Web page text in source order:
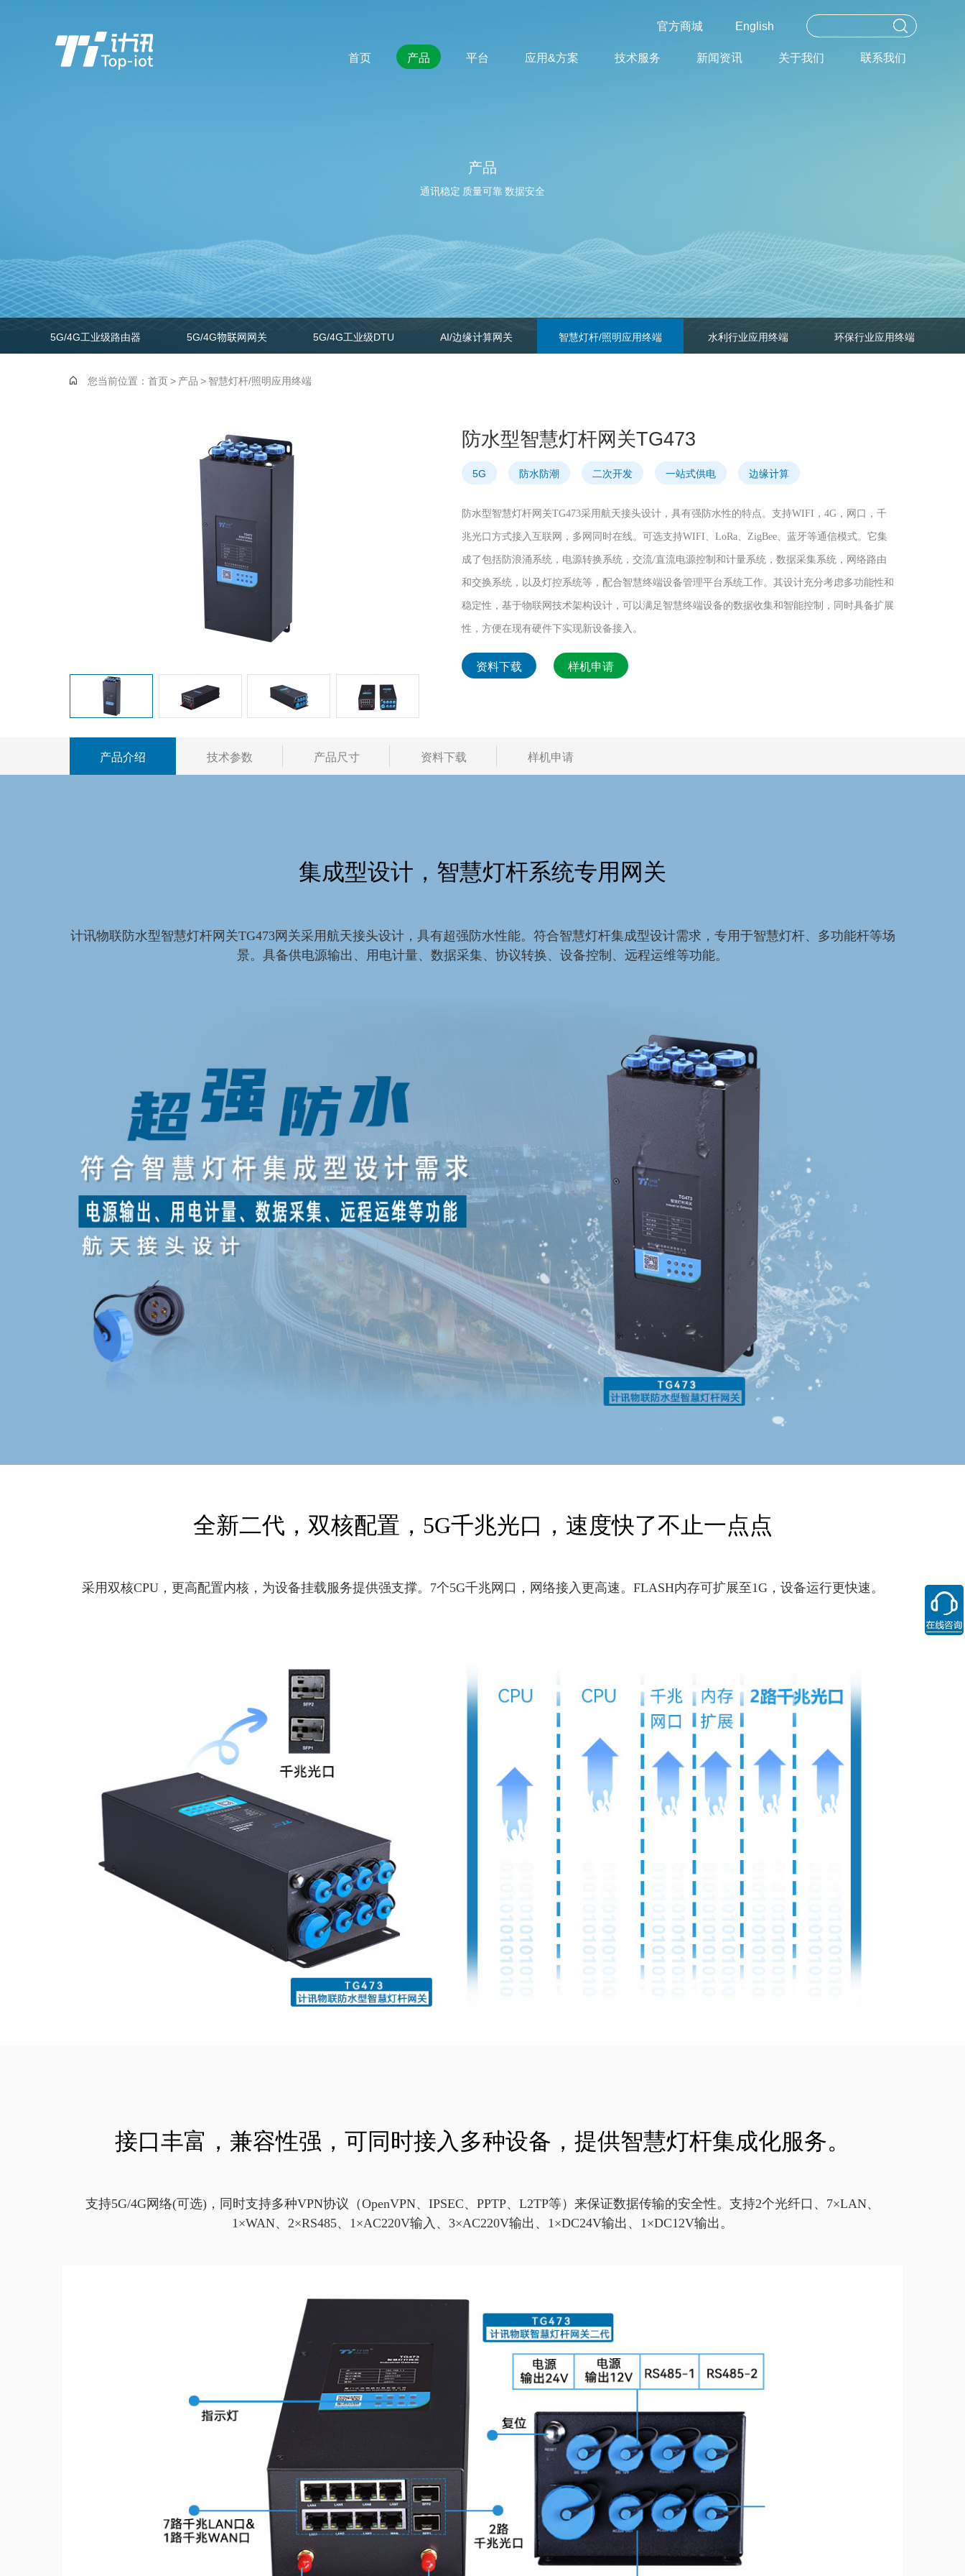
English
官方商城
首页
产品 平台 应用&方案 技术服务 新闻资讯 关于我们 联系我们
产品
通讯稳定 质量可靠 数据安全
5G/4G工业级路由器 5G/4G物联网网关 5G/4G工业级DTU AI/边缘计算网关 智慧灯杆/照明应用终端 水利行业应用终端 环保行业应用终端
结构物/地灾监测应用终端
您当前位置： 首页> 产品 > 智慧灯杆/照明应用终端
防水型智慧灯杆网关TG473
5G 防水防潮 二次开发 一站式供电 边缘计算
防水型智慧灯杆网关TG473采用航天接头设计，具有强防水性的特点。支持WIFI，4G，网口，千
兆光口方式接入互联网，多网同时在线。可选支持WIFI、LoRa、ZigBee、蓝牙等通信模式。它集
成了包括防浪涌系统，电源转换系统，交流/直流电源控制和计量系统，数据采集系统，网络路由
和交换系统，以及灯控系统等，配合智慧终端设备管理平台系统工作。其设计充分考虑多功能性和
稳定性，基于物联网技术架构设计，可以满足智慧终端设备的数据收集和智能控制，同时具备扩展
性，方便在现有硬件下实现新设备接入。
资料下载 样机申请
产品介绍 技术参数 产品尺寸 资料下载 样机申请
集成型设计，智慧灯杆系统专用网关
计讯物联防水型智慧灯杆网关TG473网关采用航天接头设计，具有超强防水性能。符合智慧灯杆集成型设计需求，专用于智慧灯杆、多功能杆等场
景。具备供电源输出、用电计量、数据采集、协议转换、设备控制、远程运维等功能。
全新二代，双核配置，5G千兆光口，速度快了不止一点点
采用双核CPU，更高配置内核，为设备挂载服务提供强支撑。7个5G千兆网口，网络接入更高速。FLASH内存可扩展至1G，设备运行更快速。
接口丰富，兼容性强，可同时接入多种设备，提供智慧灯杆集成化服务。
支持5G/4G网络(可选)，同时支持多种VPN协议（OpenVPN、IPSEC、PPTP、L2TP等）来保证数据传输的安全性。支持2个光纤口、7×LAN、
1×WAN、2×RS485、1×AC220V输入、3×AC220V输出、1×DC24V输出、1×DC12V输出。